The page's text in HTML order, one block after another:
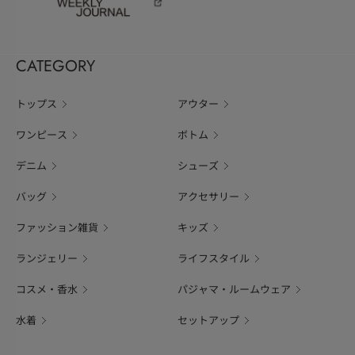
CATEGORY
トップス アウター
ワンピース ボトム
デニム シューズ
バッグ アクセサリー
ファッション雑貨 キッズ
ランジェリー ライフスタイル
コスメ・香水 パジャマ・ルームウェア
水着 セットアップ